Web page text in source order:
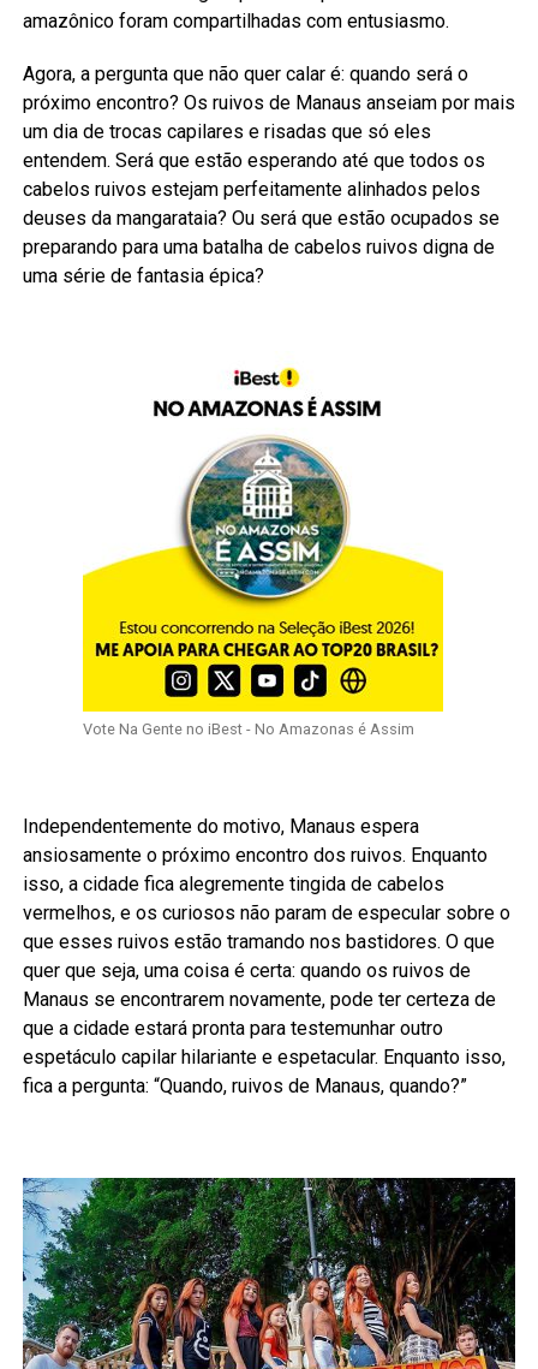
amazônico foram compartilhadas com entusiasmo.
Agora, a pergunta que não quer calar é: quando será o
próximo encontro? Os ruivos de Manaus anseiam por mais
um dia de trocas capilares e risadas que só eles
entendem. Será que estão esperando até que todos os
cabelos ruivos estejam perfeitamente alinhados pelos
deuses da mangarataia? Ou será que estão ocupados se
preparando para uma batalha de cabelos ruivos digna de
uma série de fantasia épica?
Vote Na Gente no iBest - No Amazonas é Assim
Independentemente do motivo, Manaus espera
ansiosamente o próximo encontro dos ruivos. Enquanto
isso, a cidade fica alegremente tingida de cabelos
vermelhos, e os curiosos não param de especular sobre o
que esses ruivos estão tramando nos bastidores. O que
quer que seja, uma coisa é certa: quando os ruivos de
Manaus se encontrarem novamente, pode ter certeza de
que a cidade estará pronta para testemunhar outro
espetáculo capilar hilariante e espetacular. Enquanto isso,
fica a pergunta: “Quando, ruivos de Manaus, quando?”